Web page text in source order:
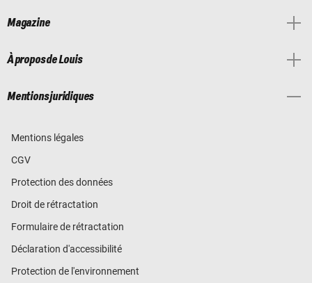
Magazine
À propos de Louis
Mentions juridiques
Mentions légales
CGV
Protection des données
Droit de rétractation
Formulaire de rétractation
Déclaration d'accessibilité
Protection de l'environnement